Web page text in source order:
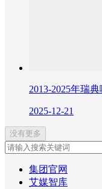
2013-2025年瑞
2025-12-21
没有更多
集团官网
艾媒智库